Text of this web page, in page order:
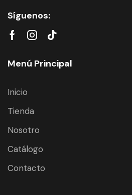
Síguenos:
Menú Principal
Inicio
Tienda
Nosotro
Catálogo
Contacto